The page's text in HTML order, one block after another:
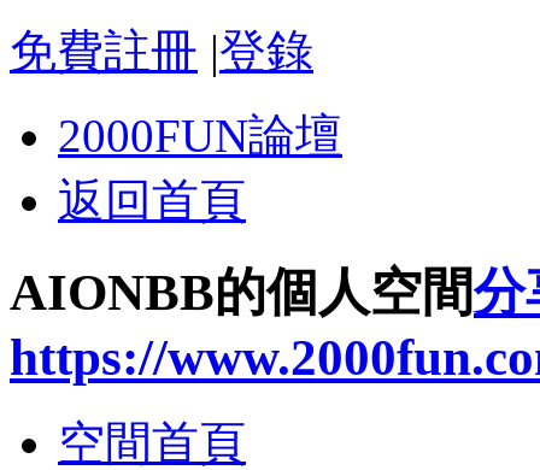
免費註冊 |登錄
2000FUN論壇
返回首頁
AIONBB的個人空間分
https://
空間首頁